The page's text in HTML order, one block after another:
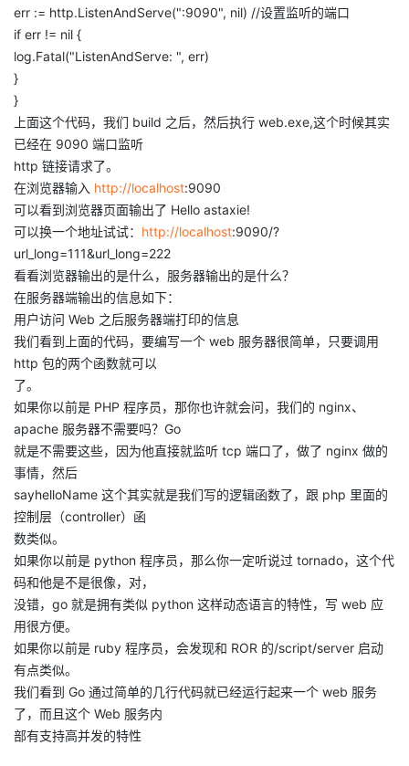
注
开
发
学
堂
我
的
课
程
我
的
认
证
我
的
实
验
我
的
收
藏
的
Programs
我
的
持
我
的
技
术
支
持
我
的
云
声
建
议
err := http.ListenAndServe(":9090", nil) //设置监听的端口
if err != nil {
log.Fatal("ListenAndServe: ", err)
}
}
上面这个代码，我们 build 之后，然后执行 web.exe,这个时候其实
已经在 9090 端口监听
http 链接请求了。
在浏览器输入 http://localhost:9090
可以看到浏览器页面输出了 Hello astaxie!
可以换一个地址试试： http://localhost:9090/?
url_long=111&url_long=222
看看浏览器输出的是什么，服务器输出的是什么？
在服务器端输出的信息如下：
用户访问 Web 之后服务器端打印的信息
我们看到上面的代码，要编写一个 web 服务器很简单，只要调用
http 包的两个函数就可以
了。
如果你以前是 PHP 程序员，那你也许就会问，我们的 nginx、
apache 服务器不需要吗？Go
就是不需要这些，因为他直接就监听 tcp 端口了，做了 nginx 做的
事情，然后
sayhelloName 这个其实就是我们写的逻辑函数了，跟 php 里面的
控制层（controller）函
数类似。
如果你以前是 python 程序员，那么你一定听说过 tornado，这个代
码和他是不是很像，对，
没错，go 就是拥有类似 python 这样动态语言的特性，写 web 应
用很方便。
如果你以前是 ruby 程序员，会发现和 ROR 的/script/server 启动
有点类似。
我们看到 Go 通过简单的几行代码就已经运行起来一个 web 服务
了，而且这个 Web 服务内
部有支持高并发的特性